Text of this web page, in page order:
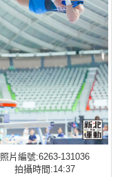
照片編號:6263-131036
拍攝時間:14:37